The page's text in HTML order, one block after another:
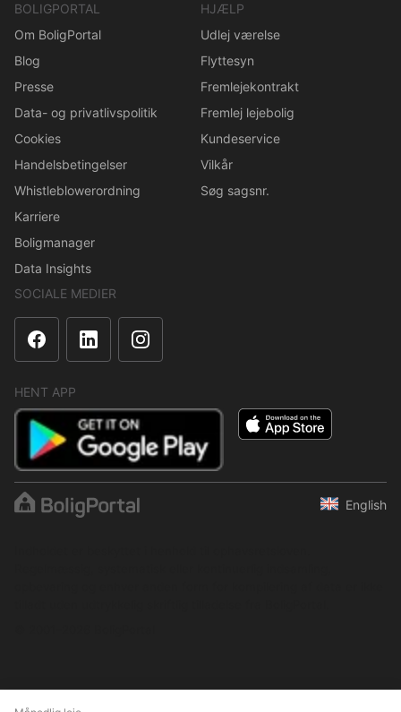
BOLIGPORTAL
Om BoligPortal
Blog
Presse
Data- og privatlivspolitik
Cookies
Handelsbetingelser
Whistleblowerordning
Karriere
Boligmanager
Data Insights
HJÆLP
Udlej værelse
Flyttesyn
Fremlejekontrakt
Fremlej lejebolig
Kundeservice
Vilkår
Søg sagsnr.
SOCIALE MEDIER
HENT APP
English